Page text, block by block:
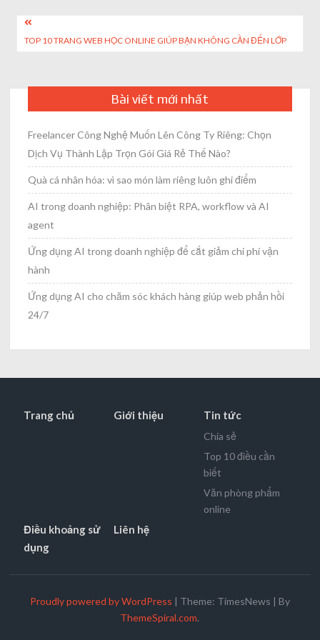
Post
navigation
TOP 10 TRANG WEB HỌC ONLINE GIÚP BẠN KHÔNG CẦN ĐẾN LỚP
Bài viết mới nhất
Freelancer Công Nghệ Muốn Lên Công Ty Riêng: Chọn
Dịch Vụ Thành Lập Trọn Gói Giá Rẻ Thế Nào?
Quà cá nhân hóa: vì sao món làm riêng luôn ghi điểm
AI trong doanh nghiệp: Phân biệt RPA, workflow và AI
agent
Ứng dụng AI trong doanh nghiệp để cắt giảm chi phí vận
hành
Ứng dụng AI cho chăm sóc khách hàng giúp web phản hồi
24/7
Trang chủ Giới thiệu Tin tức
Chia sẻ
Top 10 điều cần
biết
Văn phòng phẩm
online
Điều khoảng sử
dụng
Liên hệ
Proudly powered by WordPress | Theme: TimesNews | By
ThemeSpiral.com.